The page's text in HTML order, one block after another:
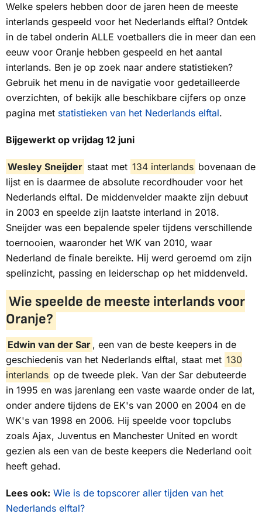
Welke spelers hebben door de jaren heen de meeste
interlands gespeeld voor het Nederlands elftal? Ontdek
in de tabel onderin ALLE voetballers die in meer dan een
eeuw voor Oranje hebben gespeeld en het aantal
interlands. Ben je op zoek naar andere statistieken?
Gebruik het menu in de navigatie voor gedetailleerde
overzichten, of bekijk alle beschikbare cijfers op onze
pagina met statistieken van het Nederlands elftal.
Bijgewerkt op vrijdag 12 juni
Wesley Sneijder staat met 134 interlands bovenaan de
lijst en is daarmee de absolute recordhouder voor het
Nederlands elftal. De middenvelder maakte zijn debuut
in 2003 en speelde zijn laatste interland in 2018.
Sneijder was een bepalende speler tijdens verschillende
toernooien, waaronder het WK van 2010, waar
Nederland de finale bereikte. Hij werd geroemd om zijn
spelinzicht, passing en leiderschap op het middenveld.
Wie speelde de meeste interlands voor
Oranje?
Edwin van der Sar , een van de beste keepers in de
geschiedenis van het Nederlands elftal, staat met 130
interlands op de tweede plek. Van der Sar debuteerde
in 1995 en was jarenlang een vaste waarde onder de lat,
onder andere tijdens de EK's van 2000 en 2004 en de
WK's van 1998 en 2006. Hij speelde voor topclubs
zoals Ajax, Juventus en Manchester United en wordt
gezien als een van de beste keepers die Nederland ooit
heeft gehad.
Lees ook: Wie is de topscorer aller tijden van het
Nederlands elftal?